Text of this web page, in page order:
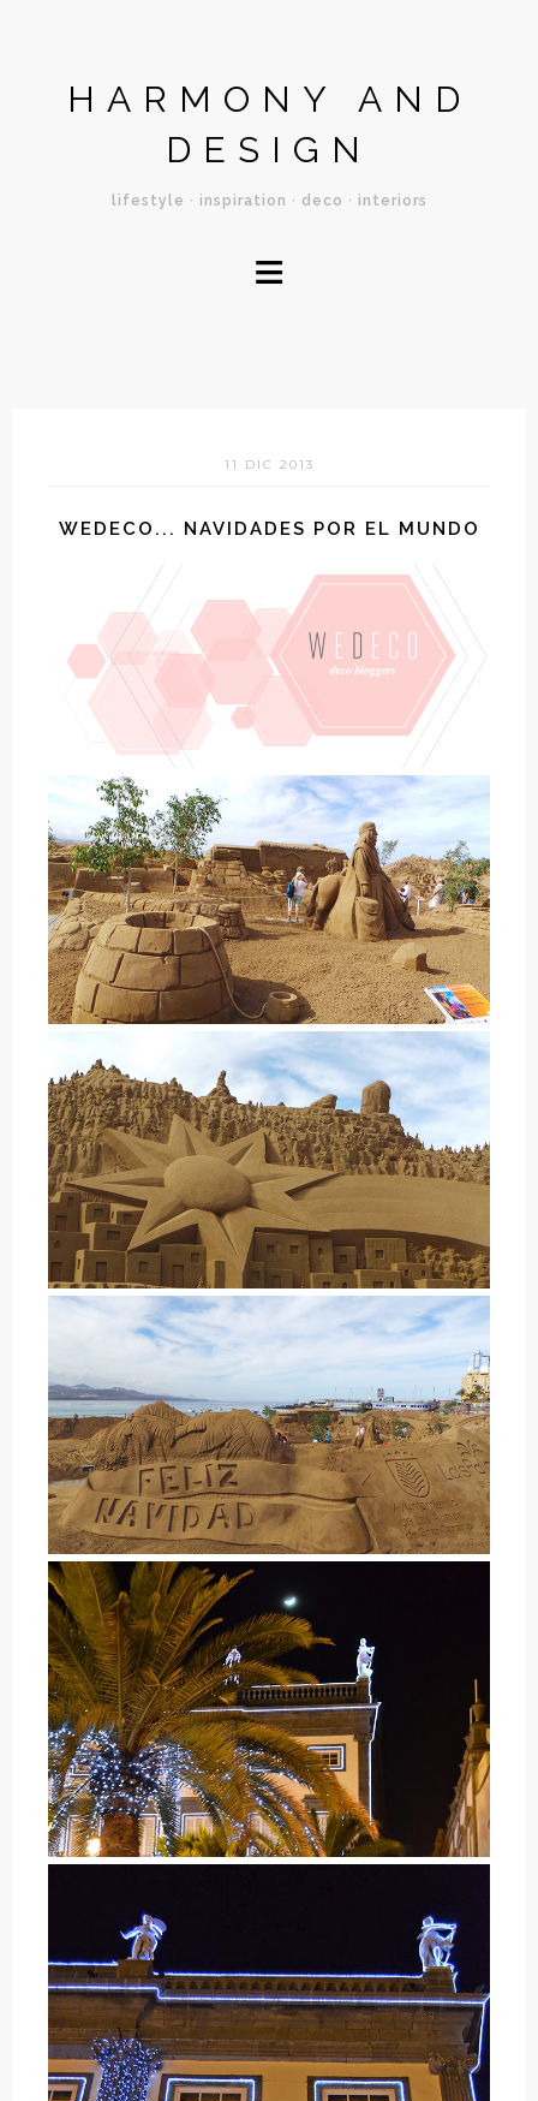
HARMONY AND
DESIGN
lifestyle · inspiration · deco · interiors
≡
11 DIC 2013
WEDECO... NAVIDADES POR EL MUNDO